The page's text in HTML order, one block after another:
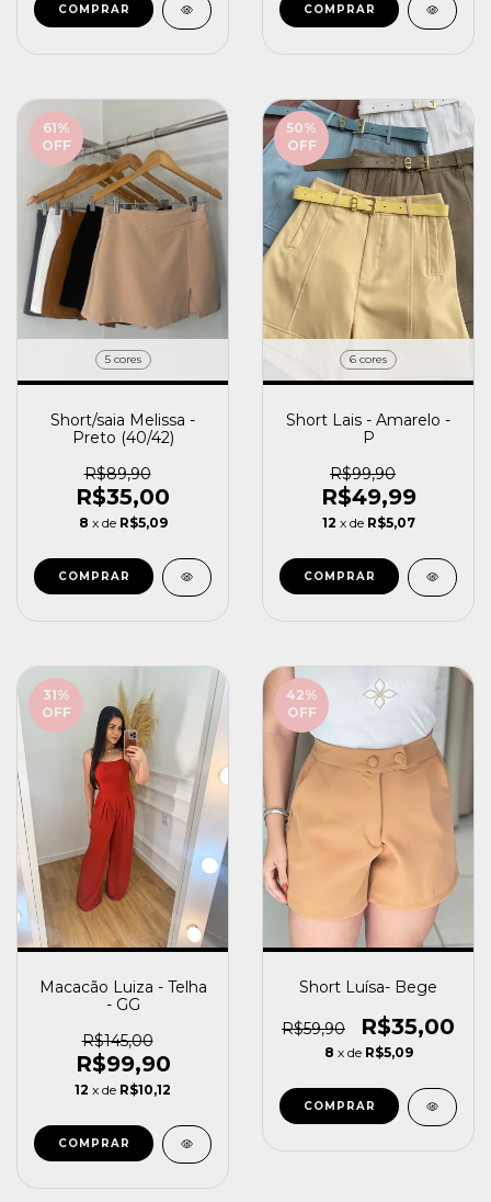
COMPRAR COMPRAR
61%
OFF
5 cores
Short/saia Melissa -
Preto (40/42)
R$89,90
R$35,00
8 x de R$5,09
COMPRAR
50%
OFF
6 cores
Short Lais - Amarelo -
P
R$99,90
R$49,99
12 x de R$5,07
COMPRAR
31%
OFF
Macacão Luiza - Telha
- GG
R$145,00
R$99,90
12 x de R$10,12
COMPRAR
42%
OFF
Short Luísa- Bege
R$59,90 R$35,00
8 x de R$5,09
COMPRAR